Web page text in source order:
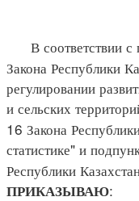
В соответствии с
Закона Республики
регулировании
и сельских
16 Закона
статистике" и
Республики
ПРИКАЗЫВАЮ: